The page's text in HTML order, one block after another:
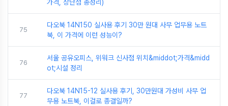
가격, 장단점 총정리)
75
다오북 14N150 실사용 후기 30만 원대 사무 업무용 노트
북, 이 가격에 이런 성능이?
76
서울 공유오피스, 위워크 신사점 위치&middot;가격&midd
ot;시설 정리
77
다오북 14N15-12 실사용 후기, 30만원대 가성비 사무 업
무용 노트북, 이걸로 종결일까?